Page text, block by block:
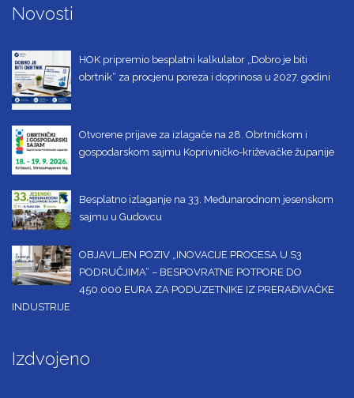
Novosti
HOK pripremio besplatni kalkulator „Dobro je biti
obrtnik“ za procjenu poreza i doprinosa u 2027. godini
Otvorene prijave za izlagače na 28. Obrtničkom i
gospodarskom sajmu Koprivničko-križevačke županije
Besplatno izlaganje na 33. Međunarodnom jesenskom
sajmu u Gudovcu
OBJAVLJEN POZIV „INOVACIJE PROCESA U S3
PODRUČJIMA“ – BESPOVRATNE POTPORE DO
450.000 EURA ZA PODUZETNIKE IZ PRERAĐIVAČKE
INDUSTRIJE
Izdvojeno